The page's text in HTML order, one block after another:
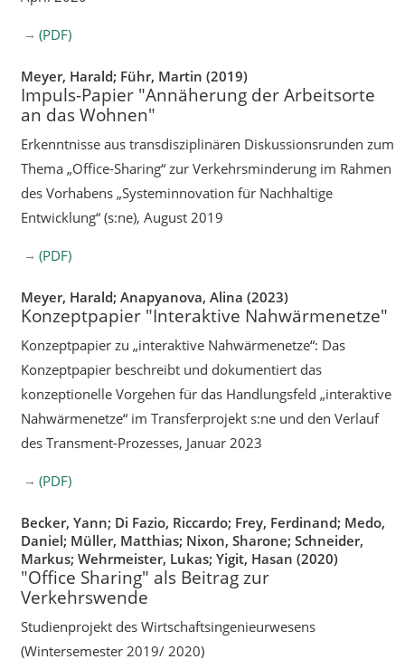
(PDF)
Meyer, Harald; Führ, Martin (2019)
Impuls-Papier "Annäherung der Arbeitsorte
an das Wohnen"
Erkenntnisse aus transdisziplinären Diskussionsrunden zum
Thema „Office-Sharing“ zur Verkehrsminderung im Rahmen
des Vorhabens „Systeminnovation für Nachhaltige
Entwicklung“ (s:ne), August 2019
(PDF)
Meyer, Harald; Anapyanova, Alina (2023)
Konzeptpapier "Interaktive Nahwärmenetze"
Konzeptpapier zu „interaktive Nahwärmenetze“: Das
Konzeptpapier beschreibt und dokumentiert das
konzeptionelle Vorgehen für das Handlungsfeld „interaktive
Nahwärmenetze“ im Transferprojekt s:ne und den Verlauf
des Transment-Prozesses, Januar 2023
(PDF)
Becker, Yann; Di Fazio, Riccardo; Frey, Ferdinand; Medo,
Daniel; Müller, Matthias; Nixon, Sharone; Schneider,
Markus; Wehrmeister, Lukas; Yigit, Hasan (2020)
"Office Sharing" als Beitrag zur
Verkehrswende
Studienprojekt des Wirtschaftsingenieurwesens
(Wintersemester 2019/ 2020)